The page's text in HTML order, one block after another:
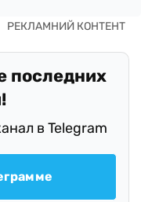
последних
в Telegram